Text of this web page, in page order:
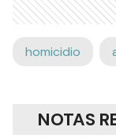
homicidio
NOTAS